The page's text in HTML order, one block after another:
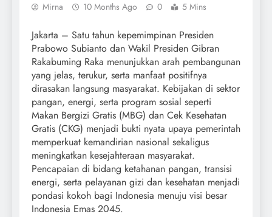
Mirna 10 Months Ago 0 5 Mins
Jakarta – Satu tahun kepemimpinan Presiden
Prabowo Subianto dan Wakil Presiden Gibran
Rakabuming Raka menunjukkan arah pembangunan
yang jelas, terukur, serta manfaat positifnya
dirasakan langsung masyarakat. Kebijakan di sektor
pangan, energi, serta program sosial seperti
Makan Bergizi Gratis (MBG) dan Cek Kesehatan
Gratis (CKG) menjadi bukti nyata upaya pemerintah
memperkuat kemandirian nasional sekaligus
meningkatkan kesejahteraan masyarakat.
Pencapaian di bidang ketahanan pangan, transisi
energi, serta pelayanan gizi dan kesehatan menjadi
pondasi kokoh bagi Indonesia menuju visi besar
Indonesia Emas 2045.